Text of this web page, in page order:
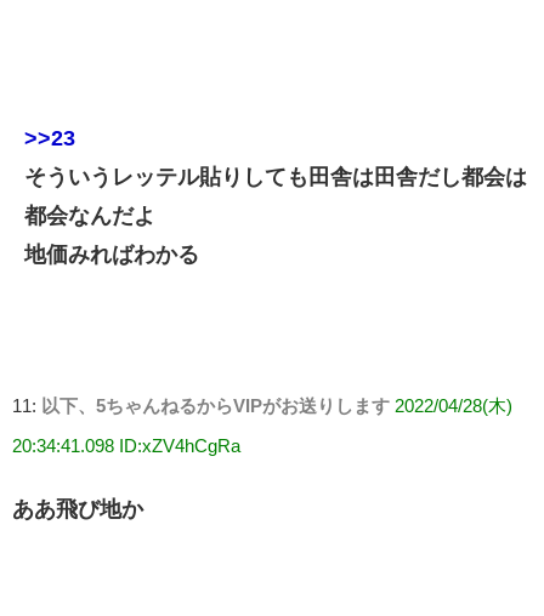
>>23
そういうレッテル貼りしても田舎は田舎だし都会は
都会なんだよ
地価みればわかる
11: 以下、5ちゃんねるからVIPがお送りします 2022/04/28(木)
20:34:41.098 ID:xZV4hCgRa
ああ飛び地か